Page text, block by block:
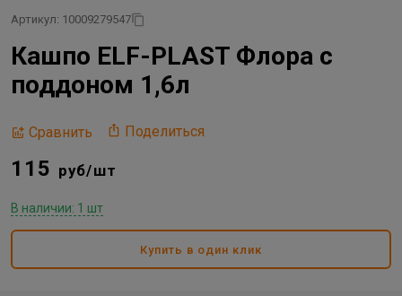
Артикул: 10009279547
Кашпо ELF-PLAST Флора с
поддоном 1,6л
Сравнить Поделиться
115 руб/шт
В наличии: 1 шт
Купить в один клик